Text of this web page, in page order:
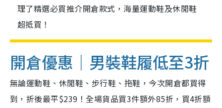
理了精選必買推介開倉款式，海量運動鞋及休閒鞋
超抵買！
開倉優惠｜男裝鞋履低至3折
無論運動鞋、休閒鞋、步行鞋、拖鞋，今次開倉都買得
到，折後最平$239！全場貨品買3件額外85折，買4折額